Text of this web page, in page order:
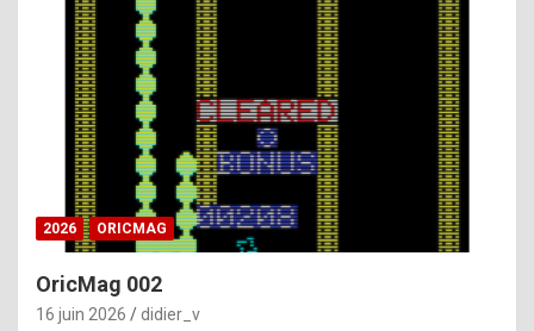
y
d
i
ff
i
2026 ORICMAG
OricMag 002
16 juin 2026 didier_v